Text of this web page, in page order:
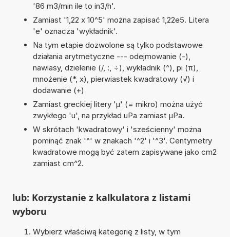
'86 m3/min ile to in3/h'.
Zamiast '1,22 x 10^5' można zapisać 1,22e5. Litera
'e' oznacza 'wykładnik'.
Na tym etapie dozwolone są tylko podstawowe
działania arytmetyczne --- odejmowanie (-),
nawiasy, dzielenie (/, :, ÷), wykładnik (^), pi (π),
mnożenie (*, x), pierwiastek kwadratowy (√) i
dodawanie (+)
Zamiast greckiej litery 'µ' (= mikro) można użyć
zwykłego 'u', na przykład uPa zamiast µPa.
W skrótach 'kwadratowy' i 'sześcienny' można
pominąć znak '^' w znakach '^2' i '^3'. Centymetry
kwadratowe mogą być zatem zapisywane jako cm2
zamiast cm^2.
lub: Korzystanie z kalkulatora z listami
wyboru
Wybierz właściwą kategorię z listy, w tym